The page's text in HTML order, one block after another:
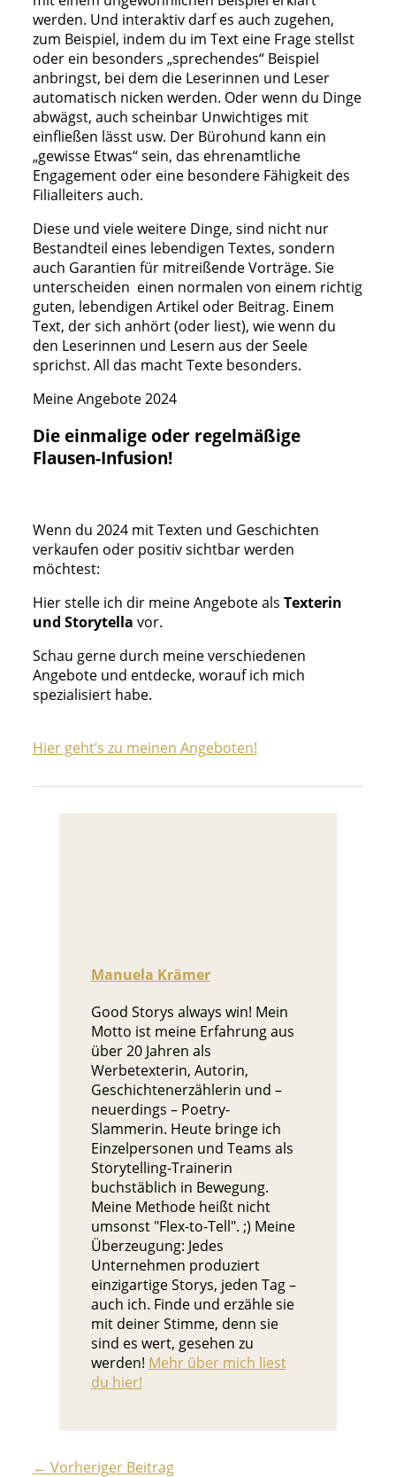
werden. Und interaktiv darf es auch zugehen,
zum Beispiel, indem du im Text eine Frage stellst
oder ein besonders „sprechendes“ Beispiel
anbringst, bei dem die Leserinnen und Leser
automatisch nicken werden. Oder wenn du Dinge
abwägst, auch scheinbar Unwichtiges mit
einfließen lässt usw. Der Bürohund kann ein
„gewisse Etwas“ sein, das ehrenamtliche
Engagement oder eine besondere Fähigkeit des
Filialleiters auch.
Diese und viele weitere Dinge, sind nicht nur
Bestandteil eines lebendigen Textes, sondern
auch Garantien für mitreißende Vorträge. Sie
unterscheiden einen normalen von einem richtig
guten, lebendigen Artikel oder Beitrag. Einem
Text, der sich anhört (oder liest), wie wenn du
den Leserinnen und Lesern aus der Seele
sprichst. All das macht Texte besonders.
Meine Angebote 2024
Die einmalige oder regelmäßige
Flausen-Infusion!
Wenn du 2024 mit Texten und Geschichten
verkaufen oder positiv sichtbar werden
möchtest:
Hier stelle ich dir meine Angebote als Texterin
und Storytella vor.
Schau gerne durch meine verschiedenen
Angebote und entdecke, worauf ich mich
spezialisiert habe.
Hier geht’s zu meinen Angeboten!
Manuela Krämer
Good Storys always win! Mein
Motto ist meine Erfahrung aus
über 20 Jahren als
Werbetexterin, Autorin,
Geschichtenerzählerin und –
neuerdings – Poetry-
Slammerin. Heute bringe ich
Einzelpersonen und Teams als
Storytelling-Trainerin
buchstäblich in Bewegung.
Meine Methode heißt nicht
umsonst "Flex-to-Tell". ;) Meine
Überzeugung: Jedes
Unternehmen produziert
einzigartige Storys, jeden Tag –
auch ich. Finde und erzähle sie
mit deiner Stimme, denn sie
sind es wert, gesehen zu
werden! Mehr über mich liest
du hier!
← Vorheriger Beitrag